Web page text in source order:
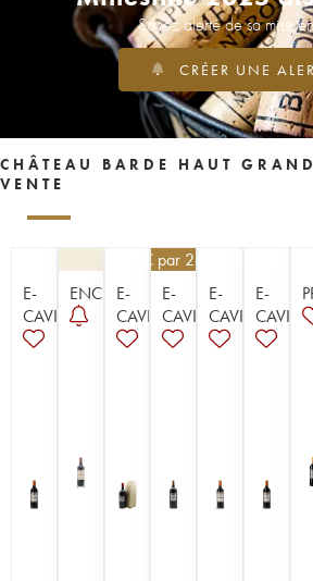
Soyez alerté de sa mise
CRÉER UNE
CHÂTEAU BARDE HAUT
VENTE
E-
CAVISTE
ENCHÈRE
E-
CAVISTE
€ par 2 | -10%
E-
CAVISTE
E-
CAVISTE
E-
CAVISTE